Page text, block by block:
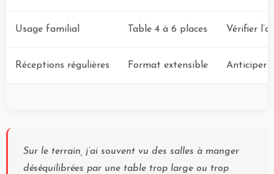
Usage familial Table 4 à 6 places Vérifier
Réceptions régulières Format extensible Anticiper
Sur le terrain, j’ai souvent vu des salles à manger
déséquilibrées par une table trop large ou trop